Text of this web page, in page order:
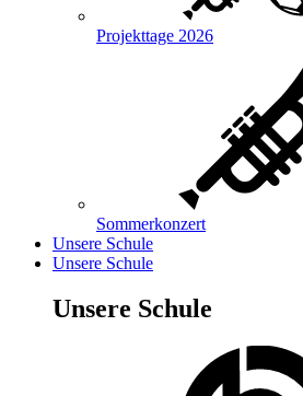
Projekttage 2026
Sommerkonzert
Unsere Schule
Unsere Schule
Unsere Schule